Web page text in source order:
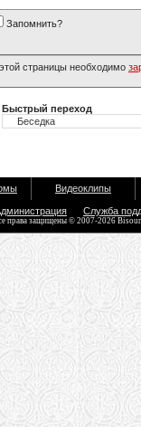
Запомнить?
страницы необходимо
Быстрый переход
Видеоклипы
Служба
права защищены © 2007-2026